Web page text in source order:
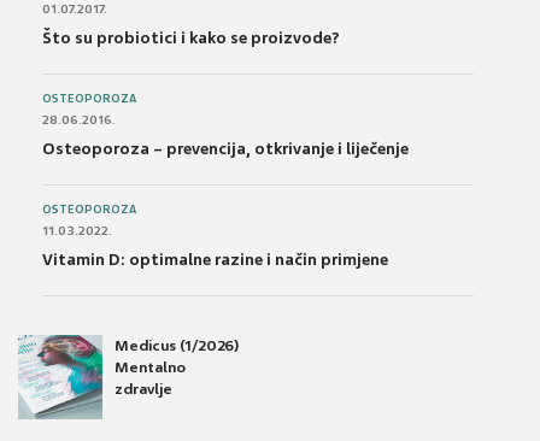
01.07.2017.
Što su probiotici i kako se proizvode?
OSTEOPOROZA
28.06.2016.
Osteoporoza – prevencija, otkrivanje i liječenje
OSTEOPOROZA
11.03.2022.
Vitamin D: optimalne razine i način primjene
Medicus (1/2026)
Mentalno
zdravlje